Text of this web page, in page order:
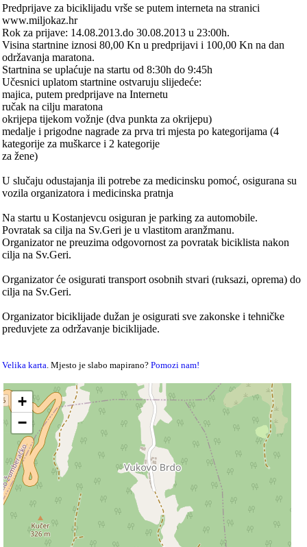
Predprijave za biciklijadu vrše se putem interneta na stranici
www.miljokaz.hr
Rok za prijave: 14.08.2013.do 30.08.2013 u 23:00h.
Visina startnine iznosi 80,00 Kn u predprijavi i 100,00 Kn na dan
održavanja maratona.
Startnina se uplaćuje na startu od 8:30h do 9:45h
Učesnici uplatom startnine ostvaruju slijedeće:
majica, putem predprijave na Internetu
ručak na cilju maratona
okrijepa tijekom vožnje (dva punkta za okrijepu)
medalje i prigodne nagrade za prva tri mjesta po kategorijama (4
kategorije za muškarce i 2 kategorije
za žene)
U slučaju odustajanja ili potrebe za medicinsku pomoć, osigurana su
vozila organizatora i medicinska pratnja
Na startu u Kostanjevcu osiguran je parking za automobile.
Povratak sa cilja na Sv.Geri je u vlastitom aranžmanu.
Organizator ne preuzima odgovornost za povratak biciklista nakon
cilja na Sv.Geri.
Organizator će osigurati transport osobnih stvari (ruksazi, oprema) do
cilja na Sv.Geri.
Organizator biciklijade dužan je osigurati sve zakonske i tehničke
preduvjete za održavanje biciklijade.
Velika karta. Mjesto je slabo mapirano?Pomozi nam!
+
−